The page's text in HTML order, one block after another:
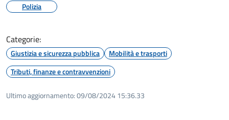
Polizia
Categorie:
Giustizia e sicurezza pubblica
Mobilità e trasporti
Tributi, finanze e contravvenzioni
Ultimo aggiornamento:09/08/2024 15:36.33